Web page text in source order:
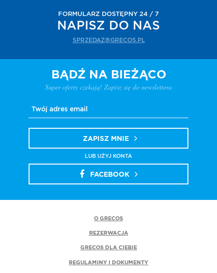
FORMULARZ DOSTĘPNY 24 / 7
NAPISZ DO NAS
SPRZEDAZ@GRECOS.PL
BĄDŹ NA BIEŻĄCO
Super oferty czekają! Zapisz się do newslettera
ZAPISZ MNIE
LUB UŻYJ KONTA
FACEBOOK
O GRECOS
REZERWACJA
GRECOS DLA CIEBIE
REGULAMINY I DOKUMENTY